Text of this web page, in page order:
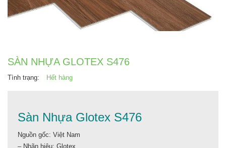
SÀN NHỰA GLOTEX S476
Tình trạng: Hết hàng
Sàn Nhựa Glotex S476
Nguồn gốc: Việt Nam
– Nhãn hiệu: Glotex